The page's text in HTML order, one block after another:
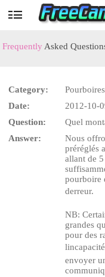
User
Frequently Asked
Category:
Pourboires
Date:
2012-10-
Question:
Quel
Answer:
Nous
préréglés
allant de
pourboire
derreur.
NB:
grandes
pour des
envoyer